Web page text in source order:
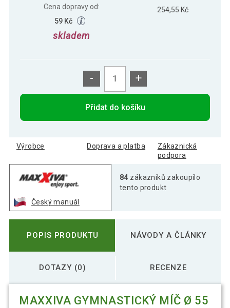
MAXXIVA Gymnastický míč Ø 55 cm s
pumpičkou, modrý
Cena dopravy od:
59 Kč
skladem
254,55 Kč
- +
Přidat do košíku
Výrobce Doprava a platba
Zákaznická
podpora
Český manuál
84 zákazníků zakoupilo
tento produkt
POPIS PRODUKTU NÁVODY A ČLÁNKY
DOTAZY (0) RECENZE
MAXXIVA GYMNASTICKÝ MÍČ Ø 55